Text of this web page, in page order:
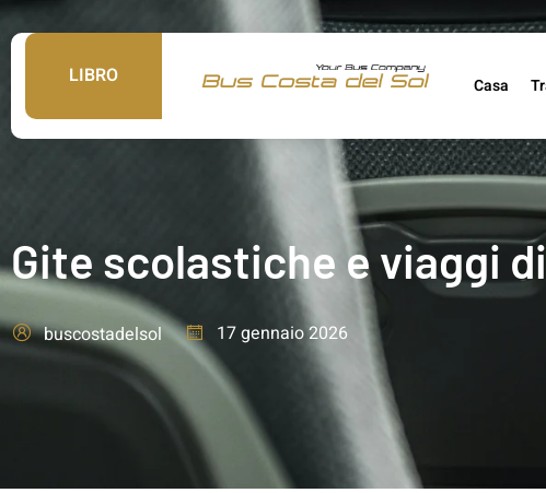
LIBRO Casa
Gite scolastiche e viaggi
buscostadelsol 17 gennaio 2026